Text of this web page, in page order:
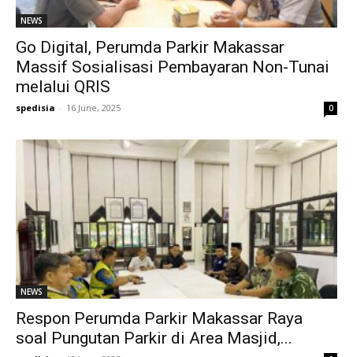
NEWS
Go Digital, Perumda Parkir Makassar
Massif Sosialisasi Pembayaran Non-Tunai
melalui QRIS
spedisia - 16 June, 2025 0
NEWS
Respon Perumda Parkir Makassar Raya
soal Pungutan Parkir di Area Masjid,...